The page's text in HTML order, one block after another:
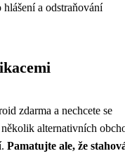
a odstraňování
zdarma a nechcete se
alternativních
Pamatujte ale, že